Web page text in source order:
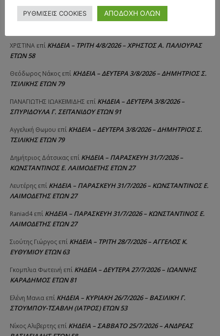
Αλέξανδρος ΣέρβοςεπίΚΗΔΕΙΑ – ΣΑΒΒΑΤΟ 25/7/2026 –
ΧΡΙΣΤΙΝΑ επί ΚΗΔΕΙΑ – ΤΡΙΤΗ 4/8/2026 – ΧΡΗΣΤΟΣ Α. ΠΑΛΙΟΥΡΑΣ
ΕΤΩΝ 58
Θεόδωρος Νάκος επί ΚΗΔΕΙΑ – ΔΕΥΤΕΡΑ 3/8/2026 – ΔΗΜΗΤΡΙΟΣ Σ.
ΤΣΙΛΙΚΗΣ ΕΤΩΝ 79
ΠΑΝΑΓΙΩΤΗΣ IΩΑΚΕΙΜΙΔΗΣ επί ΚΗΔΕΙΑ – ΔΕΥΤΕΡΑ 3/8/2026 –
ΣΠΥΡΙΔΟΥΛΑ Γ. ΣΕΪΤΑΝΙΔΟΥ ΕΤΩΝ 91
Αγγελική Θωμου επί ΚΗΔΕΙΑ – ΔΕΥΤΕΡΑ 3/8/2026 – ΔΗΜΗΤΡΙΟΣ Σ.
ΤΣΙΛΙΚΗΣ ΕΤΩΝ 79
Δημήτριος Δάτσικας επί ΚΗΔΕΙΑ – ΠΑΡΑΣΚΕΥΗ 31/7/2026 –
ΚΩΝΣΤΑΝΤΙΝΟΣ Ε. ΛΑΙΜΟΔΕΤΗΣ ΕΤΩΝ 27
Λευτέρης επί ΚΗΔΕΙΑ – ΠΑΡΑΣΚΕΥΗ 31/7/2026 – ΚΩΝΣΤΑΝΤΙΝΟΣ Ε.
ΛΑΙΜΟΔΕΤΗΣ ΕΤΩΝ 27
Raniad4 επί ΚΗΔΕΙΑ – ΠΑΡΑΣΚΕΥΗ 31/7/2026 – ΚΩΝΣΤΑΝΤΙΝΟΣ Ε.
ΛΑΙΜΟΔΕΤΗΣ ΕΤΩΝ 27
Σιούτης Γιώργος επί ΚΗΔΕΙΑ – ΤΡΙΤΗ 28/7/2026 – ΑΓΓΕΛΟΣ Κ.
ΕΥΘΥΜΙΟΥ ΕΤΩΝ 63
Γκομπλια Φωτεινή επί ΚΗΔΕΙΑ – ΔΕΥΤΕΡΑ 27/7/2026 – ΙΩΑΝΝΗΣ
ΚΑΡΑΔΗΜΟΣ ΕΤΩΝ 81
Ελένη Μανια επί ΚΗΔΕΙΑ – ΚΥΡΙΑΚΗ 26/7/2026 – ΒΑΣΙΛΙΚΗ Γ.
ΣΤΟΥΜΠΟΥ-ΤΣΑΒΛΗ (ΙΑΤΡΟΣ) ΕΤΩΝ 53
Νίκος Αλιβερτης επί ΚΗΔΕΙΑ – ΣΑΒΒΑΤΟ 25/7/2026 – ΑΝΔΡΕΑΣ
ΡΥΘΜΙΣΕΙΣ COOKIES ΑΠΟΔΟΧΗ ΟΛΩΝ